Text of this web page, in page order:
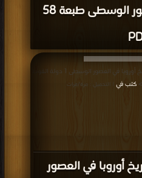
كتاب أوروبا في العصور الوسطى طبعة 58
أوروبا في العصور
قراءة و تحميل كتاب كتاب دراسات في تاريخ أوروبا في العصور الوسطى 1 دولة القوط
كتب في | التحميل : مرة/مرات